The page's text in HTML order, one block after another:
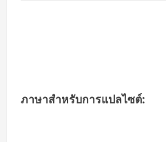
ภาษาสำหรับการแปลไซต์: